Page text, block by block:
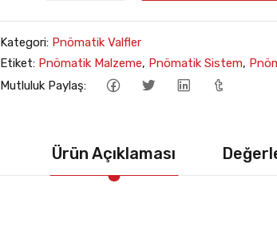
Kategori: Pnömatik Valfler
Etiket: Pnömatik Malzeme, Pnömatik Sistem,
Mutluluk Paylaş:
Ürün Açıklaması